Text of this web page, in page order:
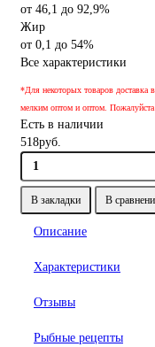
от 46,1 до 92,9%
Жир
от 0,1 до 54%
Все характеристики
*Для некоторых товаров доставка
мелким оптом и оптом.
Есть в наличии
518руб.
В закладки В
Описание
Характеристики
Отзывы
Рыбные рецепты